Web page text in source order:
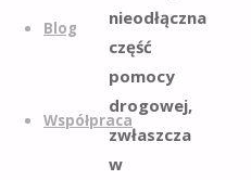
Blog
Współpraca
nieodłączna
część
pomocy
drogowej,
zwłaszcza
w